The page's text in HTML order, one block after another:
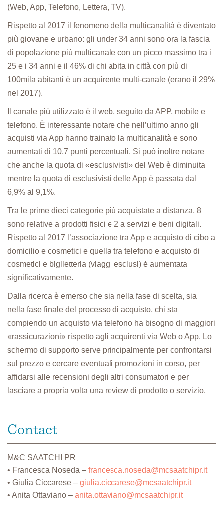
(Web, App, Telefono, Lettera, TV).
Rispetto al 2017 il fenomeno della multicanalità è diventato
più giovane e urbano: gli under 34 anni sono ora la fascia
di popolazione più multicanale con un picco massimo tra i
25 e i 34 anni e il 46% di chi abita in città con più di
100mila abitanti è un acquirente multi-canale (erano il 29%
nel 2017).
Il canale più utilizzato è il web, seguito da APP, mobile e
telefono. È interessante notare che nell’ultimo anno gli
acquisti via App hanno trainato la multicanalità e sono
aumentati di 10,7 punti percentuali. Si può inoltre notare
che anche la quota di «esclusivisti» del Web è diminuita
mentre la quota di esclusivisti delle App è passata dal
6,9% al 9,1%.
Tra le prime dieci categorie più acquistate a distanza, 8
sono relative a prodotti fisici e 2 a servizi e beni digitali.
Rispetto al 2017 l’associazione tra App e acquisto di cibo a
domicilio e cosmetici e quella tra telefono e acquisto di
cosmetici e biglietteria (viaggi esclusi) è aumentata
significativamente.
Dalla ricerca è emerso che sia nella fase di scelta, sia
nella fase finale del processo di acquisto, chi sta
compiendo un acquisto via telefono ha bisogno di maggiori
«rassicurazioni» rispetto agli acquirenti via Web o App. Lo
schermo di supporto serve principalmente per confrontarsi
sul prezzo e cercare eventuali promozioni in corso, per
affidarsi alle recensioni degli altri consumatori e per
lasciare a propria volta una review di prodotto o servizio.
Contact
M&C SAATCHI PR
• Francesca Noseda – francesca.noseda@mcsaatchipr.it
• Giulia Ciccarese – giulia.ciccarese@mcsaatchipr.it
• Anita Ottaviano – anita.ottaviano@mcsaatchipr.it